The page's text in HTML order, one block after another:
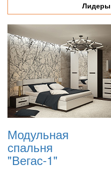
Модульная
спальня
"Вегас-1"